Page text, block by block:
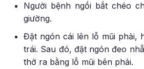
Người bệnh ngồi bắt chéo
giường.
Đặt ngón cái lên lỗ mũi phải,
trái. Sau đó, đặt ngón đeo
thở ra bằng lỗ mũi bên phải.